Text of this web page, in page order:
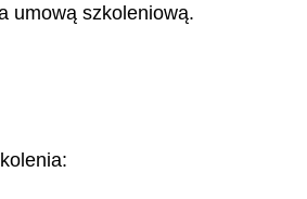
umową szkoleniową.